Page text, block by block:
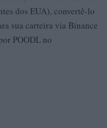
dos EUA), convertê-lo
sua carteira via Binance
POODL no